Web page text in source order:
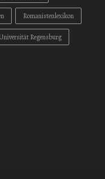
Romanistenlexikon
Regensburg